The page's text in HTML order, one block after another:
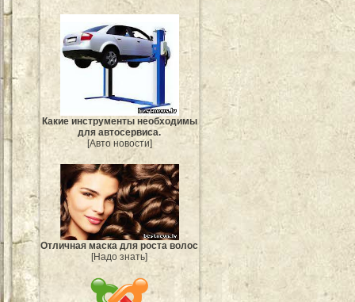
Какие инструменты необходимы
для автосервиса.
[Авто новости]
Отличная маска для роста волос
[Надо знать]